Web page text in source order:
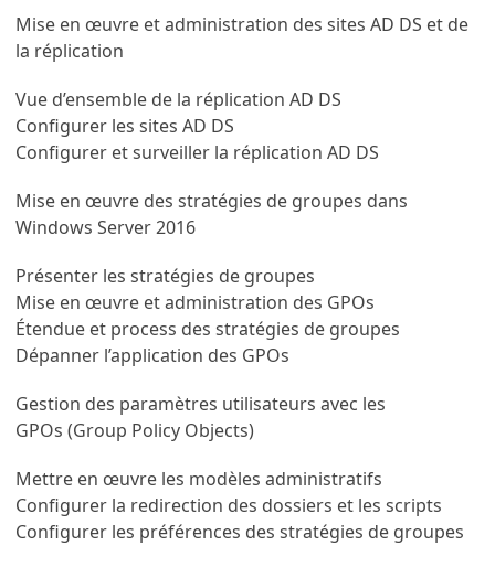
Mise en œuvre et administration des sites AD DS et de
la réplication
Vue d’ensemble de la réplication AD DS
Configurer les sites AD DS
Configurer et surveiller la réplication AD DS
Mise en œuvre des stratégies de groupes dans
Windows Server 2016
Présenter les stratégies de groupes
Mise en œuvre et administration des GPOs
Étendue et process des stratégies de groupes
Dépanner l’application des GPOs
Gestion des paramètres utilisateurs avec les
GPOs (Group Policy Objects)
Mettre en œuvre les modèles administratifs
Configurer la redirection des dossiers et les scripts
Configurer les préférences des stratégies de groupes